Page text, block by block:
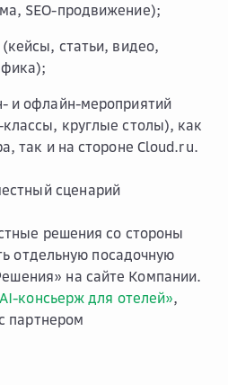
SEO-продвижение);
статьи, видео,
и офлайн-мероприятий
круглые столы), как
так и на стороне Cloud.ru.
сценарий
решения со стороны
отдельную посадочную
на сайте Компании.
консьерж для отелей»,
партнером